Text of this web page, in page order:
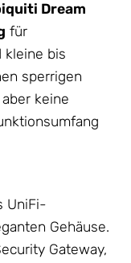
Dream
für
kleine bis
sperrigen
keine
UniFi-
Gehäuse.
Gateway,